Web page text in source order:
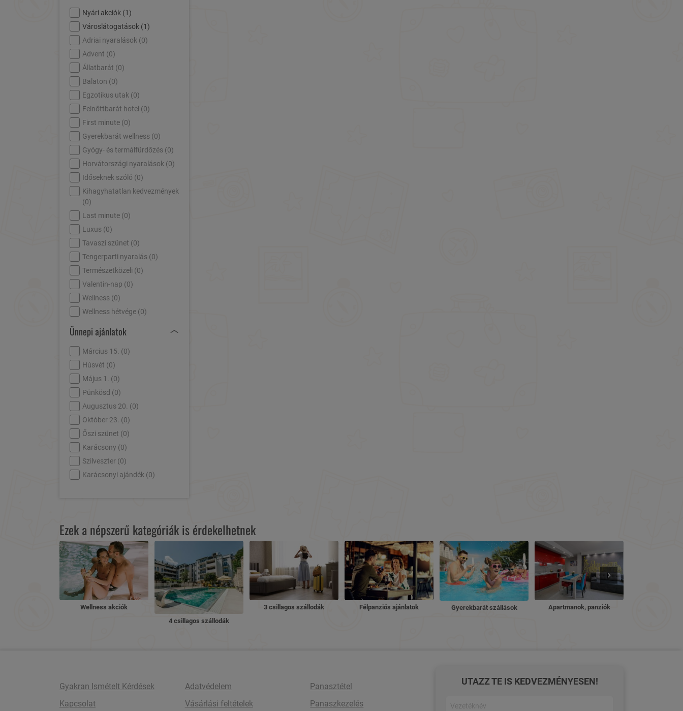
Nyári akciók (1)
Városlátogatások (1)
Adriai nyaralások (0)
Advent (0)
Állatbarát (0)
Balaton (0)
Egzotikus utak (0)
Felnőttbarát hotel (0)
First minute (0)
Gyerekbarát wellness (0)
Gyógy- és termálfürdőzés (0)
Horvátországi nyaralások (0)
Időseknek szóló (0)
Kihagyhatatlan kedvezmények
(0)
Last minute (0)
Luxus (0)
Tavaszi szünet (0)
Tengerparti nyaralás (0)
Természetközeli (0)
Valentin-nap (0)
Wellness (0)
Wellness hétvége (0)
Ünnepi ajánlatok
Március 15. (0)
Húsvét (0)
Május 1. (0)
Pünkösd (0)
Augusztus 20. (0)
Október 23. (0)
Őszi szünet (0)
Karácsony (0)
Szilveszter (0)
Karácsonyi ajándék (0)
Ezek a népszerű kategóriák is érdekelhetnek
Wellness akciók
4 csillagos szállodák
3 csillagos szállodák Félpanziós ajánlatok Gyerekbarát szállások Apartmanok, panziók
Gyakran Ismételt Kérdések
Kapcsolat
Adatvédelem
Vásárlási feltételek
Panasztétel
Panaszkezelés
UTAZZ TE IS KEDVEZMÉNYESEN!